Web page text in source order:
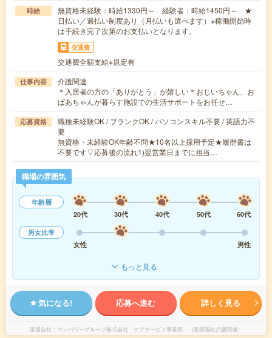
時給
無資格未経験：時給1330円～ 経験者：時給1450円～ ★
日払い／週払い制度あり（月払いも選べます）※稼働開始時
は手続き完了次第のお支払いとなります。
交通費
交通費全額支給※規定有
仕事内容
介護関連
＊入居者の方の「ありがとう」が嬉しい＊おじいちゃん、お
ばあちゃんが暮らす施設での生活サポートをお任せ…
応募資格
職種未経験OK / ブランクOK / パソコンスキル不要 / 英語力不
要
無資格・未経験OK年齢不問★10名以上採用予定★履歴書は
不要です▽応募後の流れ1)翌営業日までに担当…
職場の雰囲気
年齢層
20代
30代 40代 50代
60代
男女比率
女性
男性
もっと見る
気になる! 応募へ進む 詳しく見る
派遣会社 マンパワーグループ株式会社 ケアサービス事業部 （医療福祉介護関連）